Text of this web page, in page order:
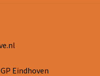
Eindhoven